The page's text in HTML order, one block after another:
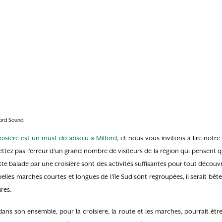
Sound
est un must do absolu à Milford, et nous vous invitons à lire
pas l’erreur d’un grand nombre de visiteurs de la région qui pensent
balade par une croisière sont des activités suffisantes pour tout
marches courtes et longues de l’île Sud sont regroupées, il serait
son ensemble, pour la croisiere, la route et les marches, pourrait